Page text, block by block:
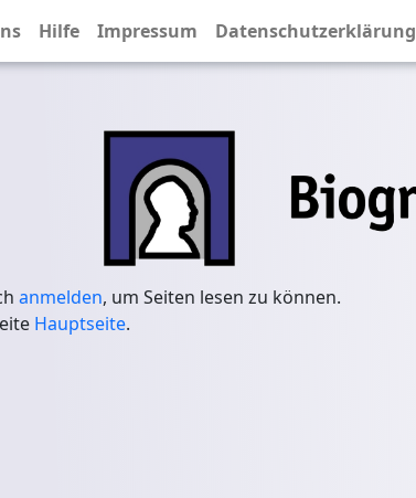
Hilfe Impressum Datenschutzerklärung
anmelden, um Seiten lesen zu können.
Hauptseite.